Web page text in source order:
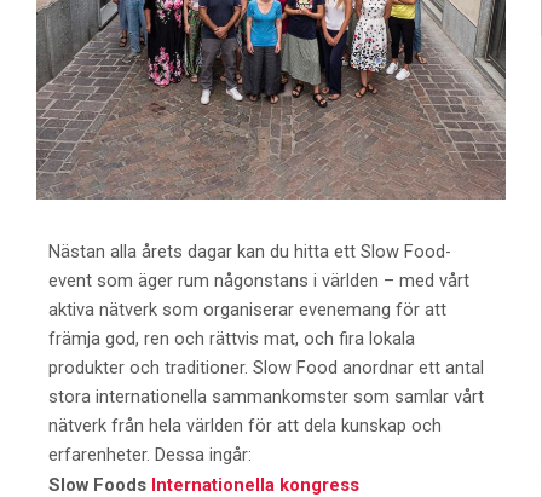
Nästan alla årets dagar kan du hitta ett Slow Food-
event som äger rum någonstans i världen – med vårt
aktiva nätverk som organiserar evenemang för att
främja god, ren och rättvis mat, och fira lokala
produkter och traditioner. Slow Food anordnar ett antal
stora internationella sammankomster som samlar vårt
nätverk från hela världen för att dela kunskap och
erfarenheter. Dessa ingår:
Slow Foods Internationella kongress